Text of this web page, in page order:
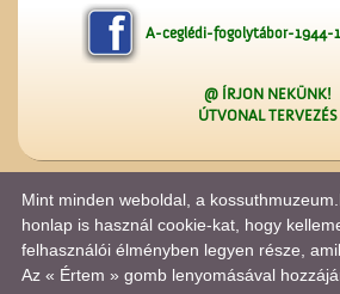
A ceglédi tanyasi
A-ceglédi-fogolytábor-1944-
@ ÍRJON NEKÜNK!
ÚTVONAL TERVEZÉS
A lap0.355másodperc alatt készült el. |Copyright 2026
A látogatók száma 2020.12.1-jétől:2286753| Ebben a
1| Statisztika
Mint minden weboldal, a
honlap is használ cookie-kat, hogy
felhasználói élményben legyen része,
Az « Értem » gomb lenyomásával